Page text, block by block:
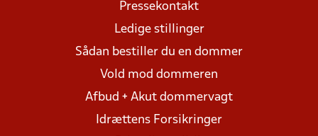
Pressekontakt
Ledige stillinger
Sådan bestiller du en dommer
Vold mod dommeren
Afbud + Akut dommervagt
Idrættens Forsikringer